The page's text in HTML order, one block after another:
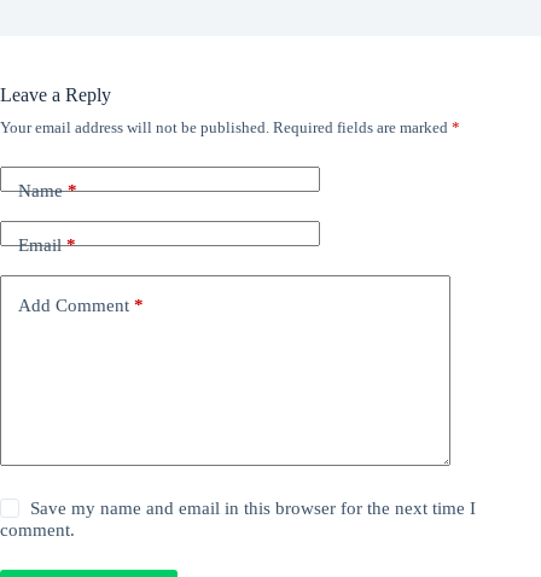
Leave a Reply
Your email address will not be published. Required fields are marked *
Name*
Email*
Add Comment *
Save my name and email in this browser for the next time I
comment.